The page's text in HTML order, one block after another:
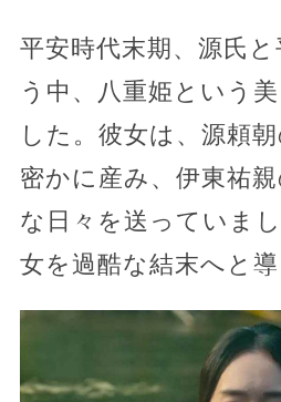
平安時代末期、源氏
う中、八重姫という
した。彼女は、源頼
密かに産み、伊東祐
な日々を送っていま
女を過酷な結末へと導